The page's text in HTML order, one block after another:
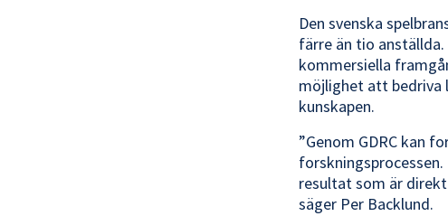
Den svenska
färre än tio
kommersiella
möjlighet att bedriva
kunskapen.
”Genom GDRC kan
resultat som är
säger Per Backlund.